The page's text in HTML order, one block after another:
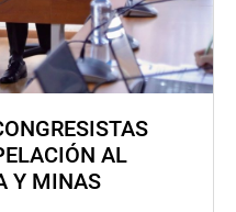
AL
Y MINAS